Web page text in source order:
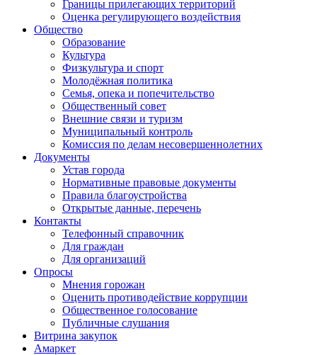
Границы прилегающих территорий
Оценка регулирующего воздействия
Общество
Образование
Культура
Физкультура и спорт
Молодёжная политика
Семья, опека и попечительство
Общественный совет
Внешние связи и туризм
Муниципальный контроль
Комиссия по делам несовершеннолетних
Документы
Устав города
Нормативные правовые документы
Правила благоустройства
Открытые данные, перечень
Контакты
Телефонный справочник
Для граждан
Для организаций
Опросы
Мнения горожан
Оценить противодействие коррупции
Общественное голосование
Публичные слушания
Витрина закупок
Амаркет